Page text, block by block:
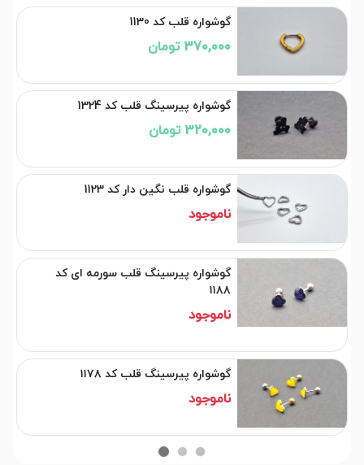
گوشواره قلب کد 1130
370,000 تومان
گوشواره پیرسینگ قلب کد 1324
320,000 تومان
گوشواره قلب نگین دار کد 1123
ناموجود
گوشواره پیرسینگ قلب سورمه ای کد
۱۱۸۸
ناموجود
گوشواره پیرسینگ قلب کد ۱۱۷۸
ناموجود